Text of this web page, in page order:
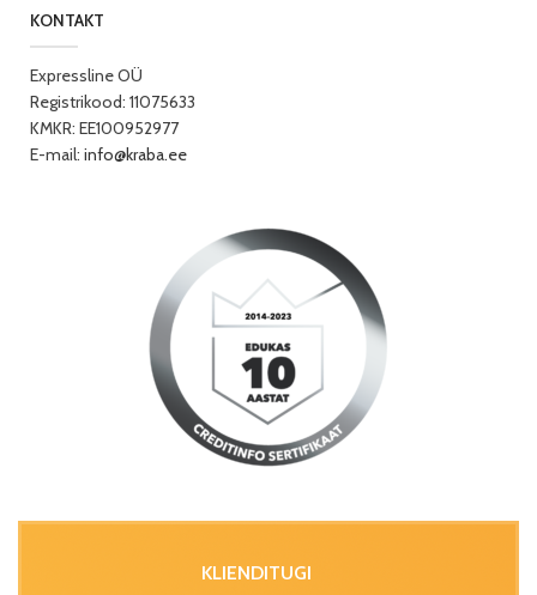
KONTAKT
Expressline OÜ
Registrikood: 11075633
KMKR: EE100952977
E-mail: info@kraba.ee
KLIENDITUGI